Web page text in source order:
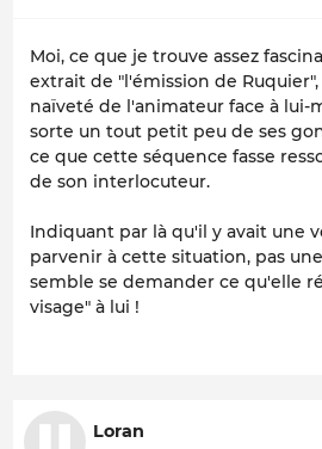
Moi, ce que je trouve assez
extrait de "l'émission de
naïveté de l'animateur face à lui-
sorte un tout petit peu de ses
ce que cette séquence fasse
de son interlocuteur.
Indiquant par là qu'il y avait une
parvenir à cette situation, pas
semble se demander ce qu'elle
visage" à lui !
Loran